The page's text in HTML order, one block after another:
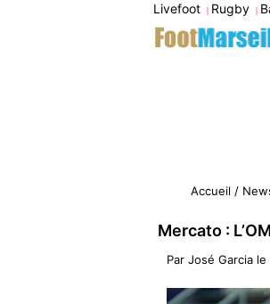
Livefoot | Rugby |
Accueil /
Mercato :
Par José Garcia le